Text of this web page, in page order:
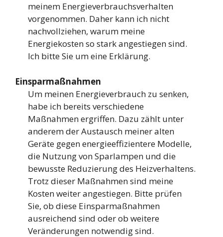
meinem Energieverbrauchsverhalten
vorgenommen. Daher kann ich nicht
nachvollziehen, warum meine
Energiekosten so stark angestiegen sind.
Ich bitte Sie um eine Erklärung.
Einsparmaßnahmen
Um meinen Energieverbrauch zu senken,
habe ich bereits verschiedene
Maßnahmen ergriffen. Dazu zählt unter
anderem der Austausch meiner alten
Geräte gegen energieeffizientere Modelle,
die Nutzung von Sparlampen und die
bewusste Reduzierung des Heizverhaltens.
Trotz dieser Maßnahmen sind meine
Kosten weiter angestiegen. Bitte prüfen
Sie, ob diese Einsparmaßnahmen
ausreichend sind oder ob weitere
Veränderungen notwendig sind.